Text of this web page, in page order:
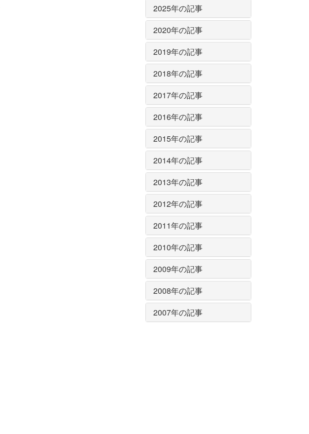
2025年の記事
2020年の記事
2019年の記事
2018年の記事
2017年の記事
2016年の記事
2015年の記事
2014年の記事
2013年の記事
2012年の記事
2011年の記事
2010年の記事
2009年の記事
2008年の記事
2007年の記事